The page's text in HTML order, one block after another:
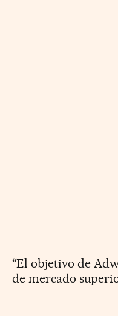
“El objetivo de
de mercado